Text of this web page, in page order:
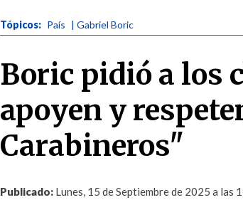
Tópicos: País | Gabriel Boric
Boric pidió a los
apoyen y
Carabineros"
Publicado: Lunes, 15 de Septiembre de 2025 a las